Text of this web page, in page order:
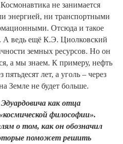
не занимается
энергией, ни транспортными
Отсюда и такое
А ведь ещё К.Э. Циолковский
земных ресурсов. Но он
а мы знаем. К примеру, нефть
пятьдесят лет, а уголь – через
Земле не будет больше.
как отца
философии».
о том, как он обозначил
поможет решить